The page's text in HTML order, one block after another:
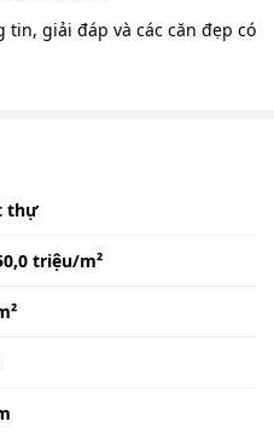
giải đáp và các căn đẹp có
thự
triệu/m²